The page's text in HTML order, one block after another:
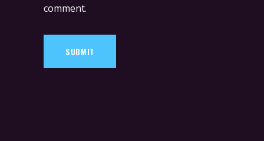
comment.
SUBMIT